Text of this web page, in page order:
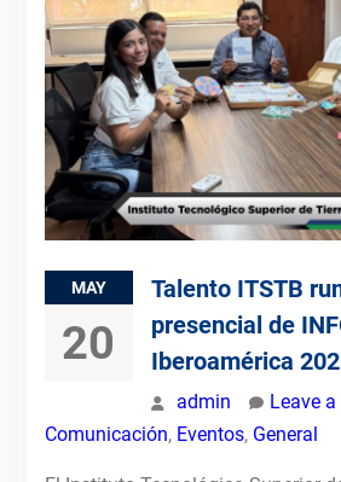
MAY
20
Talento ITSTB
presencial de
Iberoamérica
admin
Leave
Comunicación, Eventos, General